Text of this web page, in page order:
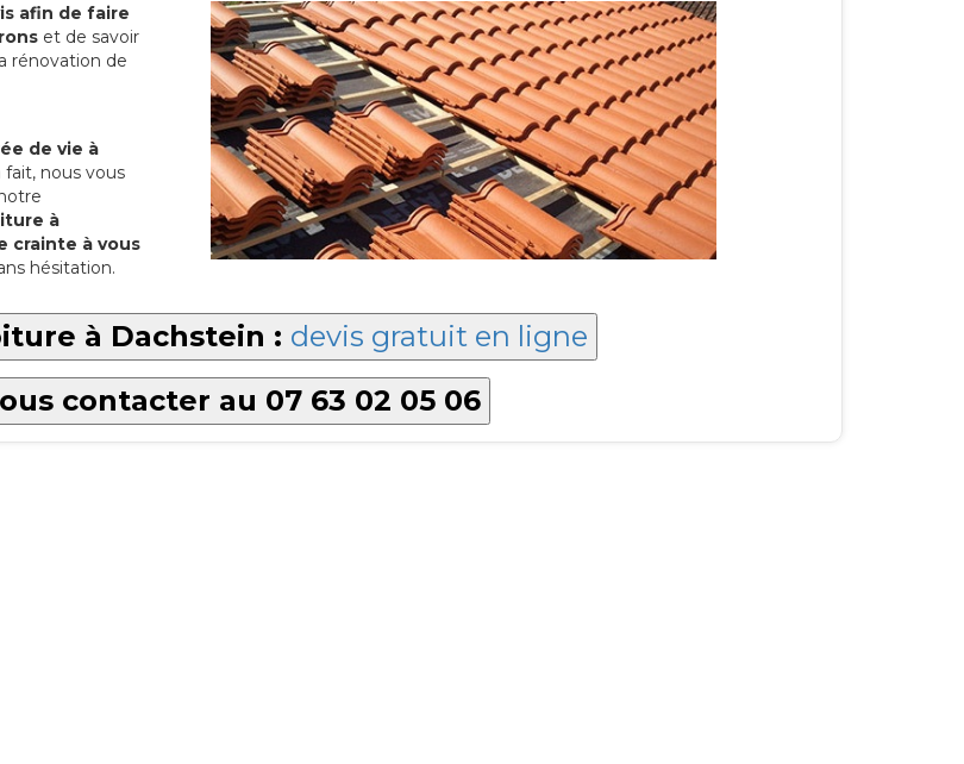
afin de faire
et de savoir
rénovation de
de vie à
fait, nous vous
à
crainte à vous
hésitation.
à Dachstein : devis gratuit en ligne
contacter au 07 63 02 05 06